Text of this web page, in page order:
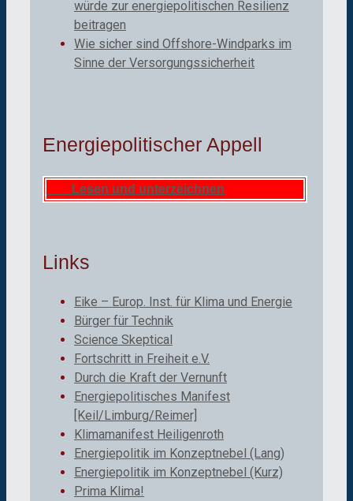
würde zur energiepolitischen Resilienz
beitragen
Wie sicher sind Offshore-Windparks im
Sinne der Versorgungssicherheit
Energiepolitischer Appell
Lesen und unterzeichnen
Links
Eike – Europ. Inst. für Klima und Energie
Bürger für Technik
Science Skeptical
Fortschritt in Freiheit e.V.
Durch die Kraft der Vernunft
Energiepolitisches Manifest
[Keil/Limburg/Reimer]
Klimamanifest Heiligenroth
Energiepolitik im Konzeptnebel (Lang)
Energiepolitik im Konzeptnebel (Kurz)
Prima Klima!